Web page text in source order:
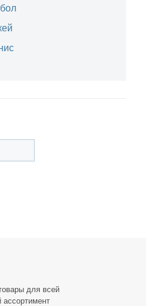
для всей